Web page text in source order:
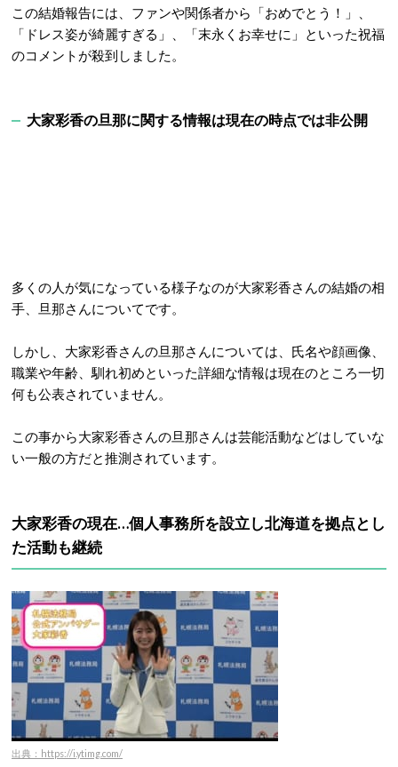
この結婚報告には、ファンや関係者から「おめでとう！」、
「ドレス姿が綺麗すぎる」、「末永くお幸せに」といった祝福
のコメントが殺到しました。
大家彩香の旦那に関する情報は現在の時点では非公開
多くの人が気になっている様子なのが大家彩香さんの結婚の相
手、旦那さんについてです。
しかし、大家彩香さんの旦那さんについては、氏名や顔画像、
職業や年齢、馴れ初めといった詳細な情報は現在のところ一切
何も公表されていません。
この事から大家彩香さんの旦那さんは芸能活動などはしていな
い一般の方だと推測されています。
大家彩香の現在…個人事務所を設立し北海道を拠点とし
た活動も継続
出典：https://i.ytimg.com/